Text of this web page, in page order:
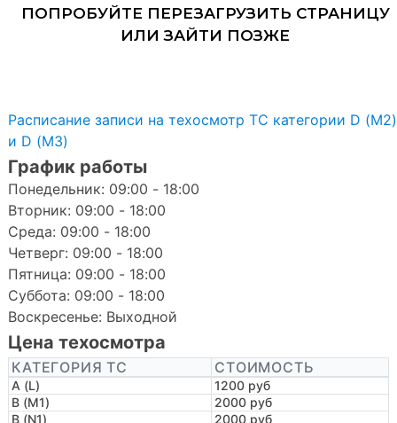
Расписание записи на техосмотр ТС категории D (M2)
и D (M3)
График работы
Понедельник: 09:00 - 18:00
Вторник: 09:00 - 18:00
Среда: 09:00 - 18:00
Четверг: 09:00 - 18:00
Пятница: 09:00 - 18:00
Суббота: 09:00 - 18:00
Воскресенье: Выходной
Цена техосмотра
КАТЕГОРИЯ ТС СТОИМОСТЬ
A (L)
1200 руб
B (M1)
2000 руб
B (N1)
2000 руб